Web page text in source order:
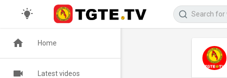
Home
Latest videos